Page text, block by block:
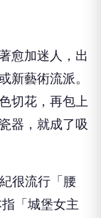
愈加迷人，出
新藝術流派。
切花，再包上
器，就成了吸
很流行「腰
「城堡女主